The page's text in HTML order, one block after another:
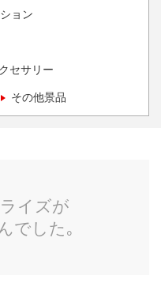
ョン
セサリー
その他景品